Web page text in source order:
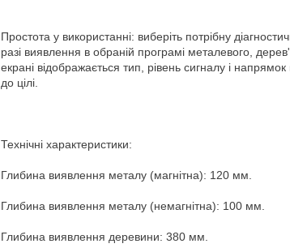
Простота у використанні: виберіть потрібну
разі виявлення в обраній програмі металевого,
екрані відображається тип, рівень сигналу і
до цілі.
Технічні характеристики:
Глибина виявлення металу (магнітна): 120 мм.
Глибина виявлення металу (немагнітна): 100 мм.
Глибина виявлення деревини: 380 мм.